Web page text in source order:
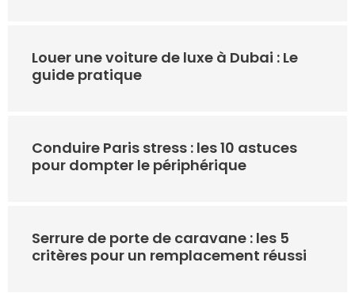
Louer une voiture de luxe à Dubai : Le
guide pratique
Conduire Paris stress : les 10 astuces
pour dompter le périphérique
Serrure de porte de caravane : les 5
critères pour un remplacement réussi